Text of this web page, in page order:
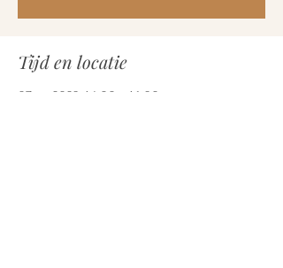
Tijd en locatie
07 jun 2023, 14:00 – 16:30